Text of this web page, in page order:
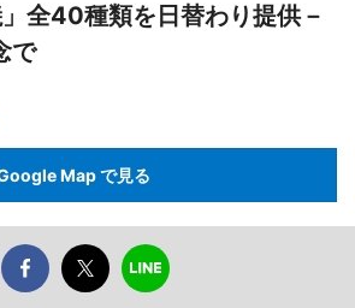
」全40種類を日替わり提供－
で
Map で見る